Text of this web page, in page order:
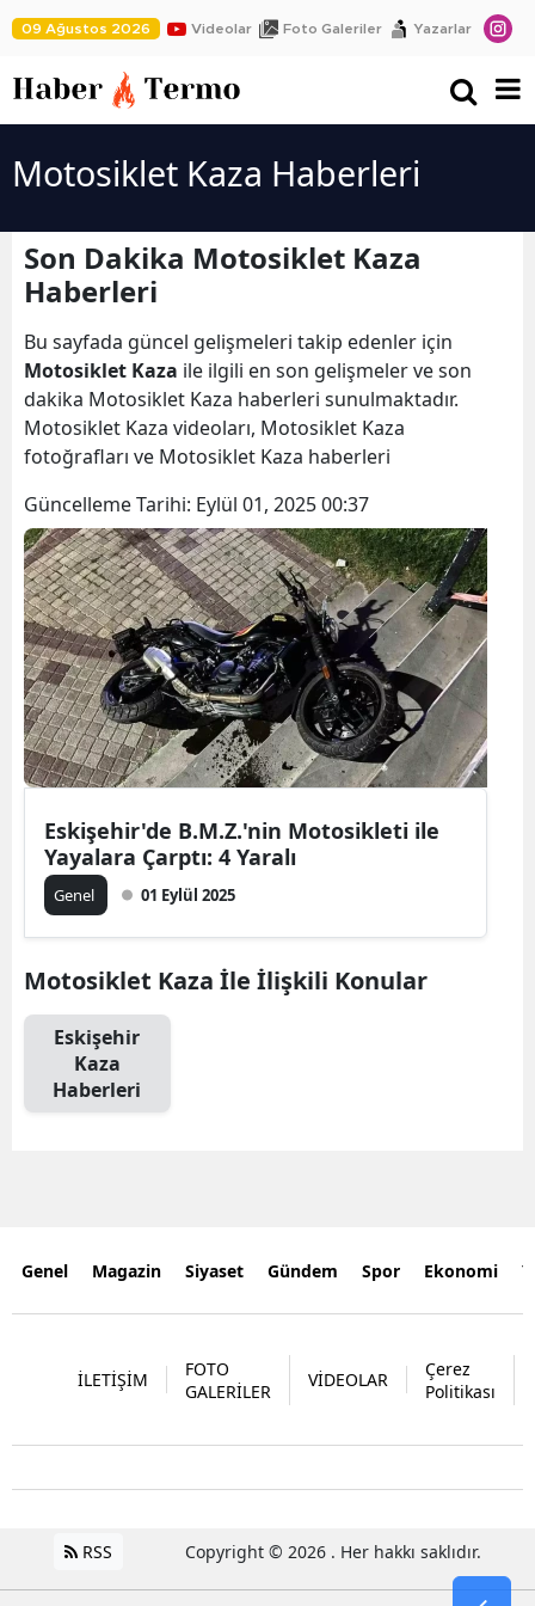
09 Ağustos 2026 Videolar Foto Galeriler Yazarlar
Motosiklet Kaza Haberleri
Son Dakika Motosiklet Kaza
Haberleri
Bu sayfada güncel gelişmeleri takip edenler için
Motosiklet Kaza ile ilgili en son gelişmeler ve son
dakika Motosiklet Kaza haberleri sunulmaktadır.
Motosiklet Kaza videoları, Motosiklet Kaza
fotoğrafları ve Motosiklet Kaza haberleri
Güncelleme Tarihi: Eylül 01, 2025 00:37
Eskişehir'de B.M.Z.'nin Motosikleti ile
Yayalara Çarptı: 4 Yaralı
Genel 01 Eylül 2025
Motosiklet Kaza İle İlişkili Konular
Eskişehir
Kaza
Haberleri
Genel Magazin Siyaset Gündem Spor Ekonomi
İLETİŞİM
FOTO
GALERİLER
VİDEOLAR
Çerez
Politikası
RSS Copyright © 2026 . Her hakkı saklıdır.